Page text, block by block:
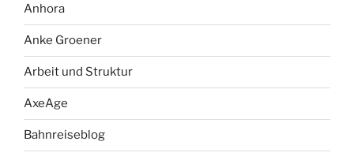
Anhora
Anke Groener
Arbeit und Struktur
AxeAge
Bahnreiseblog